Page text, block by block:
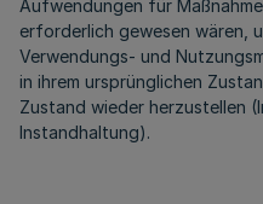
Aufwendungen für
erforderlich gewesen wären,
Verwendungs- und
in ihrem ursprünglichen
Zustand wieder herzustellen
Instandhaltung).